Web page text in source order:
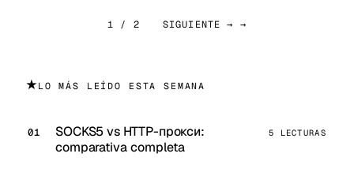
1 / 2 SIGUIENTE → →
★ LO MÁS LEÍDO ESTA SEMANA
SOCKS5 vs HTTP-прокси:
comparativa completa
5 LECTURAS